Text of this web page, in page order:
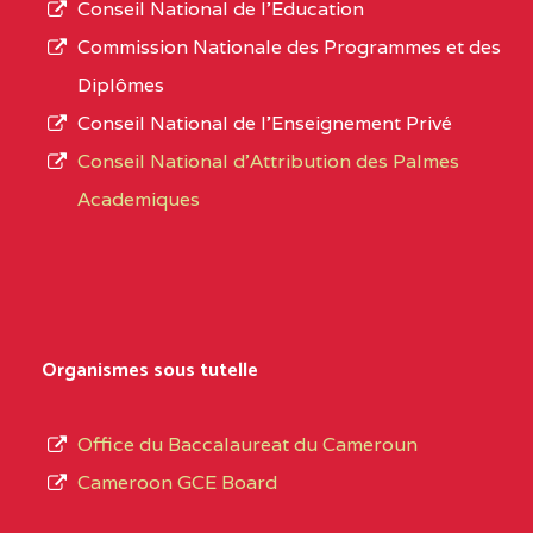
CENTRE
COLLEGE PANAFRICAIN
DE L'EXCELLENCE BP
CENTRE
COLLEGE PRIVE
CENTRE
COLLEGE PRIVE LAIC
SAINT MICHEL
L’offre
d’éducation
de
Conseil National de l’Education
Commission Nationale des Programmes et des
Diplômes
Conseil National de l’Enseignement Privé
Conseil National d'Attribution des Palmes
Academiques
Organismes sous tutelle
Office du Baccalaureat du Cameroun
Cameroon GCE Board